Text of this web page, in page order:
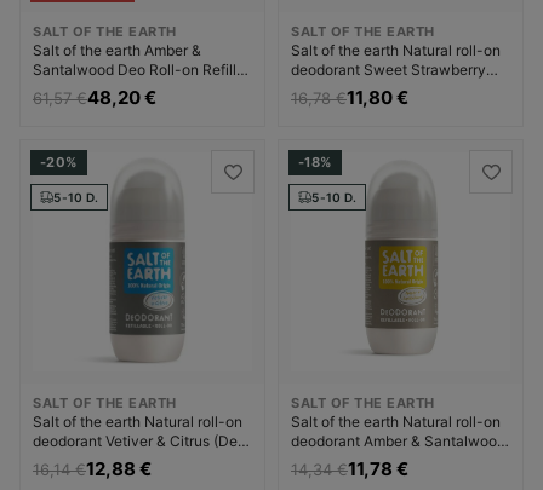
SALT OF THE EARTH
Salt of the earth Amber &
Santalwood Deo Roll-on Refills
- Náhradní náplň do přírodního
kuličkového deodorantu
antiperspirantas Unisex
61,57 €48,20 €
SALT OF THE EARTH
Salt of the earth Natural roll-on
deodorant Sweet Strawberry
(Deo Roll-on) Dezodorantas
Dezodorantas ir
16,78 €11,80 €
-20%
5-10 D.
SALT OF THE EARTH
Salt of the earth Natural roll-on
deodorant Vetiver & Citrus (Deo
Roll-on) Dezodorantas
Dezodorantas ir
16,14 €12,88 €
-18%
5-10 D.
SALT OF THE EARTH
Salt of the earth Natural roll-on
deodorant Amber & Santalwood
(Deo Roll-on) Dezodorantas
Dezodorantas ir
14,34 €11,78 €